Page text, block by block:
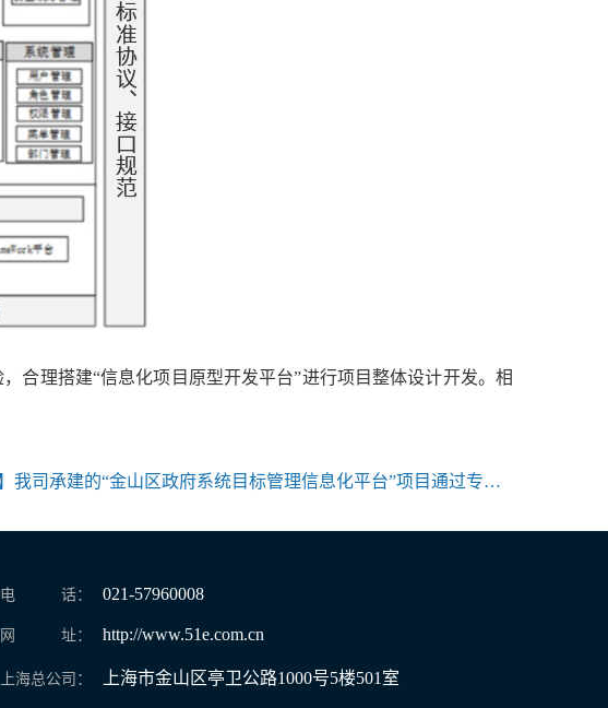
理搭建“信息化项目原型开发平台”进行项目整体设计开发。相
我司承建的“金山区政府系统目标管理信息化平台”项目通过专家组验收
电 话： 021-57960008
网 址： http://www.51e.com.cn
上海总公司： 上海市金山区亭卫公路1000号5楼501室